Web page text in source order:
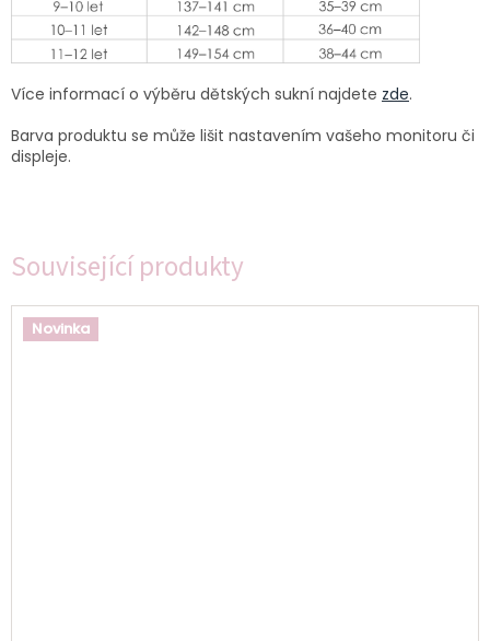
Související produkty
Novinka
Více informací o výběru dětských sukní najdete zde.
Barva produktu se může lišit nastavením vašeho monitoru či
displeje.